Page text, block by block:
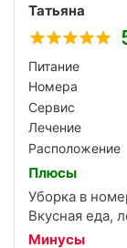
Татьяна
Питание
Номера
Сервис
Лечение
Расположение
Плюсы
Уборка в
Вкусная еда,
Минусы